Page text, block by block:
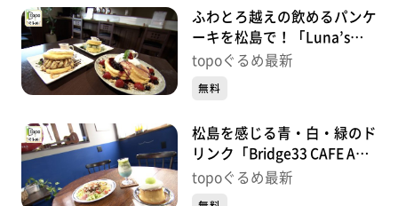
ふわとろ越えの飲めるパンケ
ーキを松島で！「Luna’s
Green Pancake」（松島町初
め】
topoぐるめ最新
無料
松島を感じる青・白・緑のド
リンク「Bridge33 CAFE AND
HOSTEL」（松島町高城町）
topoぐるめ最新